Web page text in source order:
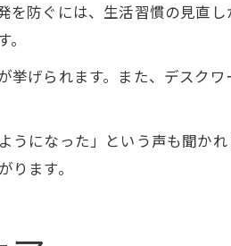
防ぐには、生活習慣の見直
げられます。また、デスク
になった」という声も聞か
ます。